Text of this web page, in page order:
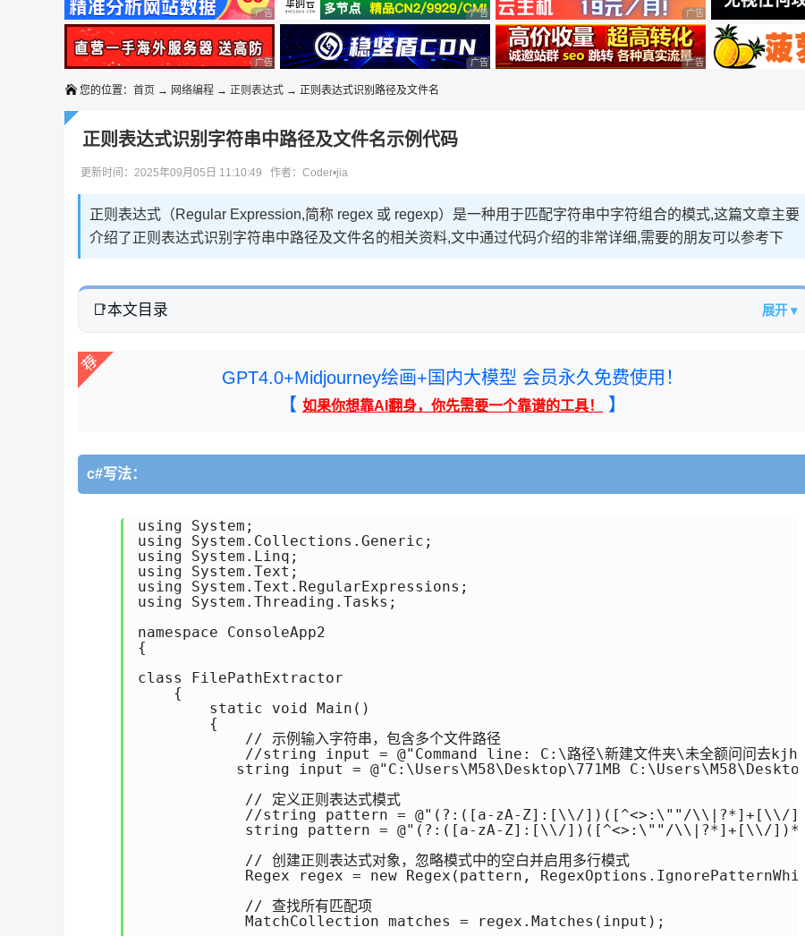
广告 商业广告，理性选择 广告 商业广告，理性选择 广告 商业广告，理性选择
广告 商业广告，理性选择 广告 商业广告，理性选择 广告 商业广告，理性选择
您的位置： 首页 → 网络编程 → 正则表达式 → 正则表达式识别路径及文件名
正则表达式识别字符串中路径及文件名示例代码
更新时间：2025年09月05日 11:10:49 作者：Coder•jia
正则表达式（Regular Expression,简称 regex 或 regexp）是一种用于匹配字符串中字符组合的模式,这篇文章主要
介绍了正则表达式识别字符串中路径及文件名的相关资料,文中通过代码介绍的非常详细,需要的朋友可以参考下
本文目录 展开 ▾
GPT4.0+Midjourney绘画+国内大模型 会员永久免费使用！
【 如果你想靠AI翻身，你先需要一个靠谱的工具！ 】
c#写法：
using System;
using System.Collections.Generic;
using System.Linq;
using System.Text;
using System.Text.RegularExpressions;
using System.Threading.Tasks;
namespace ConsoleApp2
{
class FilePathExtractor
    {
        static void Main()
        {
            // 示例输入字符串，包含多个文件路径
//string input = @"Command line: C:\路径\新建文件夹\未全额问问去
string input = @"C:\Users\M58\Desktop\771MB
            // 定义正则表达式模式
//string pattern = @"(?:([a-zA-Z]:[\\/])([^<>:\""/\\|?*]+[\\/
string pattern = @"(?:([a-zA-Z]:[\\/])([^<>:\""/\\|?*]+[\\/
            // 创建正则表达式对象，忽略模式中的空白并启用多行模式
Regex regex = new Regex(pattern,
            // 查找所有匹配项
            MatchCollection matches = regex.Matches(input);